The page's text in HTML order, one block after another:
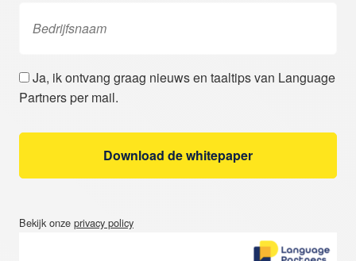
Ja, ik ontvang graag nieuws en taaltips van Language
Partners per mail.
Bekijk onze privacy policy